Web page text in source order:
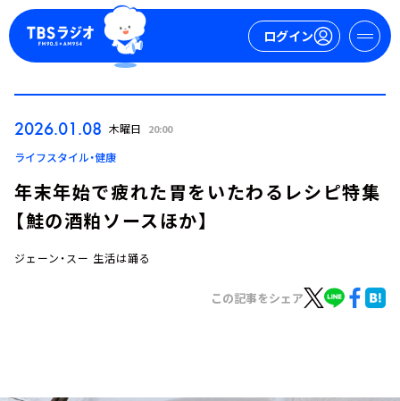
ログイン
ログイン
2026.01.08 木曜日 20:00
ライフスタイル・健康
年末年始で疲れた胃をいたわるレシピ特集
【鮭の酒粕ソースほか】
ジェーン・スー 生活は踊る
この記事をシェア